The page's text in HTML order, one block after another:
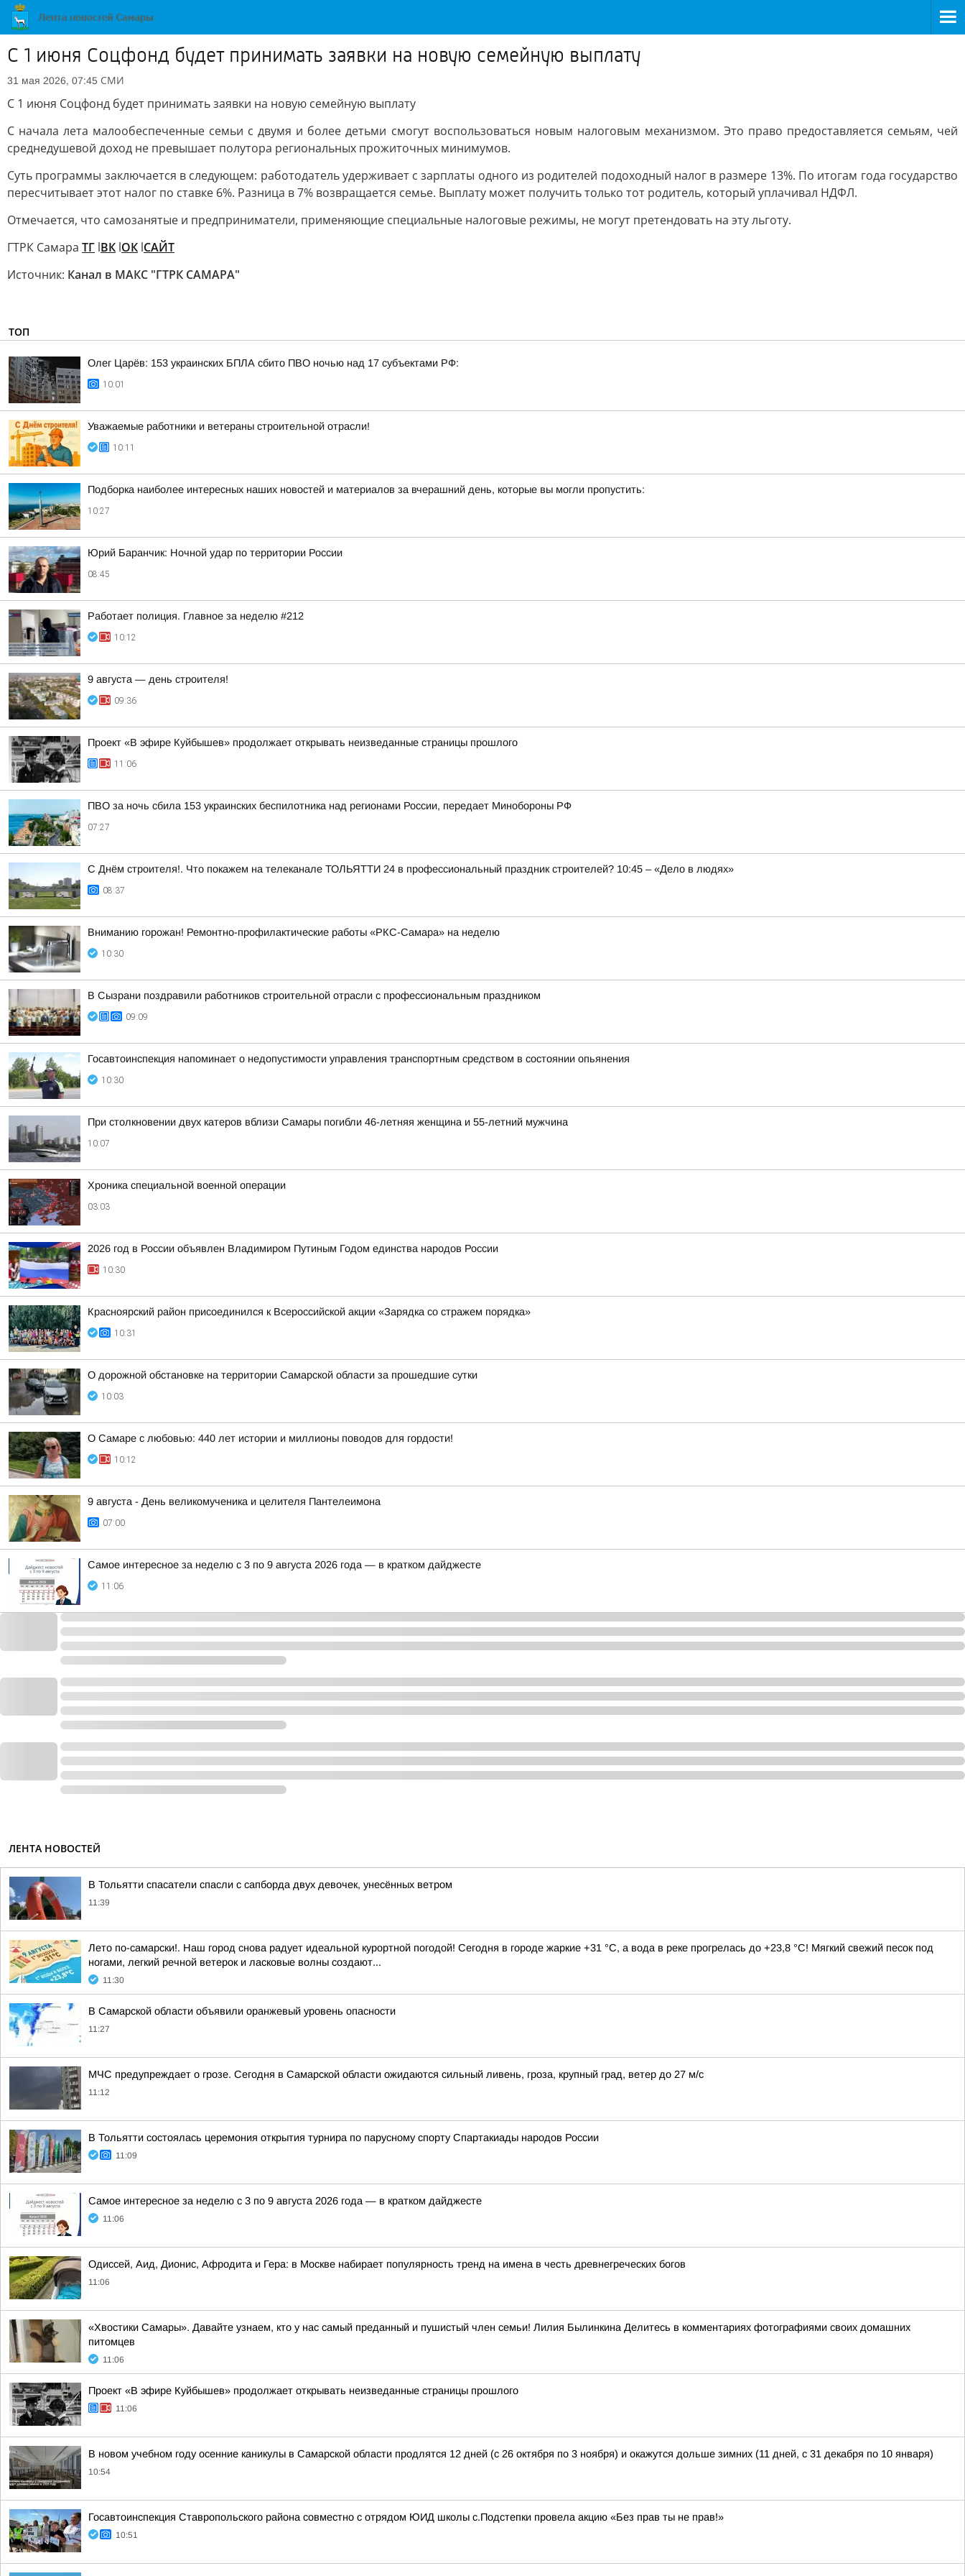
С 1 июня Соцфонд будет принимать заявки на новую семейную выплату
31 мая 2026, 07:45 СМИ
С 1 июня Соцфонд будет принимать заявки на новую семейную выплату
С начала лета малообеспеченные семьи с двумя и более детьми смогут воспользоваться новым налоговым механизмом. Это право предоставляется семьям, чей
среднедушевой доход не превышает полутора региональных прожиточных минимумов.
Суть программы заключается в следующем: работодатель удерживает с зарплаты одного из родителей подоходный налог в размере 13%. По итогам года государство
пересчитывает этот налог по ставке 6%. Разница в 7% возвращается семье. Выплату может получить только тот родитель, который уплачивал НДФЛ.
Отмечается, что самозанятые и предприниматели, применяющие специальные налоговые режимы, не могут претендовать на эту льготу.
ГТРК Самара ТГ lВК lОК lСАЙТ
Источник: Канал в МАКС "ГТРК САМАРА"
ТОП
Олег Царёв: 153 украинских БПЛА сбито ПВО ночью над 17 субъектами РФ:
10:01
Уважаемые работники и ветераны строительной отрасли!
10:11
Подборка наиболее интересных наших новостей и материалов за вчерашний день, которые вы могли пропустить:
10:27
Юрий Баранчик: Ночной удар по территории России
08:45
Работает полиция. Главное за неделю #212
10:12
9 августа — день строителя!
09:36
Проект «В эфире Куйбышев» продолжает открывать неизведанные страницы прошлого
11:06
ПВО за ночь сбила 153 украинских беспилотника над регионами России, передает Минобороны РФ
07:27
С Днём строителя!. Что покажем на телеканале ТОЛЬЯТТИ 24 в профессиональный праздник строителей? 10:45 – «Дело в людях»
08:37
Вниманию горожан! Ремонтно-профилактические работы «РКС-Самара» на неделю
10:30
В Сызрани поздравили работников строительной отрасли с профессиональным праздником
09:09
Госавтоинспекция напоминает о недопустимости управления транспортным средством в состоянии опьянения
10:30
При столкновении двух катеров вблизи Самары погибли 46-летняя женщина и 55-летний мужчина
10:07
Хроника специальной военной операции
03:03
2026 год в России объявлен Владимиром Путиным Годом единства народов России
10:30
Красноярский район присоединился к Всероссийской акции «Зарядка со стражем порядка»
10:31
О дорожной обстановке на территории Самарской области за прошедшие сутки
10:03
О Самаре с любовью: 440 лет истории и миллионы поводов для гордости!
10:12
9 августа - День великомученика и целителя Пантелеимона
07:00
Самое интересное за неделю с 3 по 9 августа 2026 года — в кратком дайджесте
11:06
ЛЕНТА НОВОСТЕЙ
В Тольятти спасатели спасли с сапборда двух девочек, унесённых ветром
11:39
Лето по-самарски!. Наш город снова радует идеальной курортной погодой! Сегодня в городе жаркие +31 °C, а вода в реке прогрелась до +23,8 °C! Мягкий свежий песок под
ногами, легкий речной ветерок и ласковые волны создают...
11:30
В Самарской области объявили оранжевый уровень опасности
11:27
МЧС предупреждает о грозе. Сегодня в Самарской области ожидаются сильный ливень, гроза, крупный град, ветер до 27 м/с
11:12
В Тольятти состоялась церемония открытия турнира по парусному спорту Спартакиады народов России
11:09
Самое интересное за неделю с 3 по 9 августа 2026 года — в кратком дайджесте
11:06
Одиссей, Аид, Дионис, Афродита и Гера: в Москве набирает популярность тренд на имена в честь древнегреческих богов
11:06
«Хвостики Самары». Давайте узнаем, кто у нас самый преданный и пушистый член семьи! Лилия Былинкина Делитесь в комментариях фотографиями своих домашних
питомцев
11:06
Проект «В эфире Куйбышев» продолжает открывать неизведанные страницы прошлого
11:06
В новом учебном году осенние каникулы в Самарской области продлятся 12 дней (с 26 октября по 3 ноября) и окажутся дольше зимних (11 дней, с 31 декабря по 10 января)
10:54
Госавтоинспекция Ставропольского района совместно с отрядом ЮИД школы с.Подстепки провела акцию «Без прав ты не прав!»
10:51